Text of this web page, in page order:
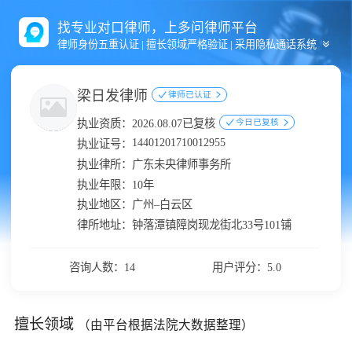
找专业对口律师，上多问律师平台
律师身份五重认证 | 擅长领域严格验证 | 采用隐私通话系统
梁日发律师 律师已认证
执业资质： 2026.08.07已复核 今日已复核
执业证号： 14401201710012955
执业律所： 广东未央律师事务所
执业年限： 10年
执业地区： 广州–白云区
律所地址： 钟落潭镇障岗现龙街北33号101铺
咨询人数：14 用户评分：5.0
擅长领域 （由平台根据法院大数据整理）